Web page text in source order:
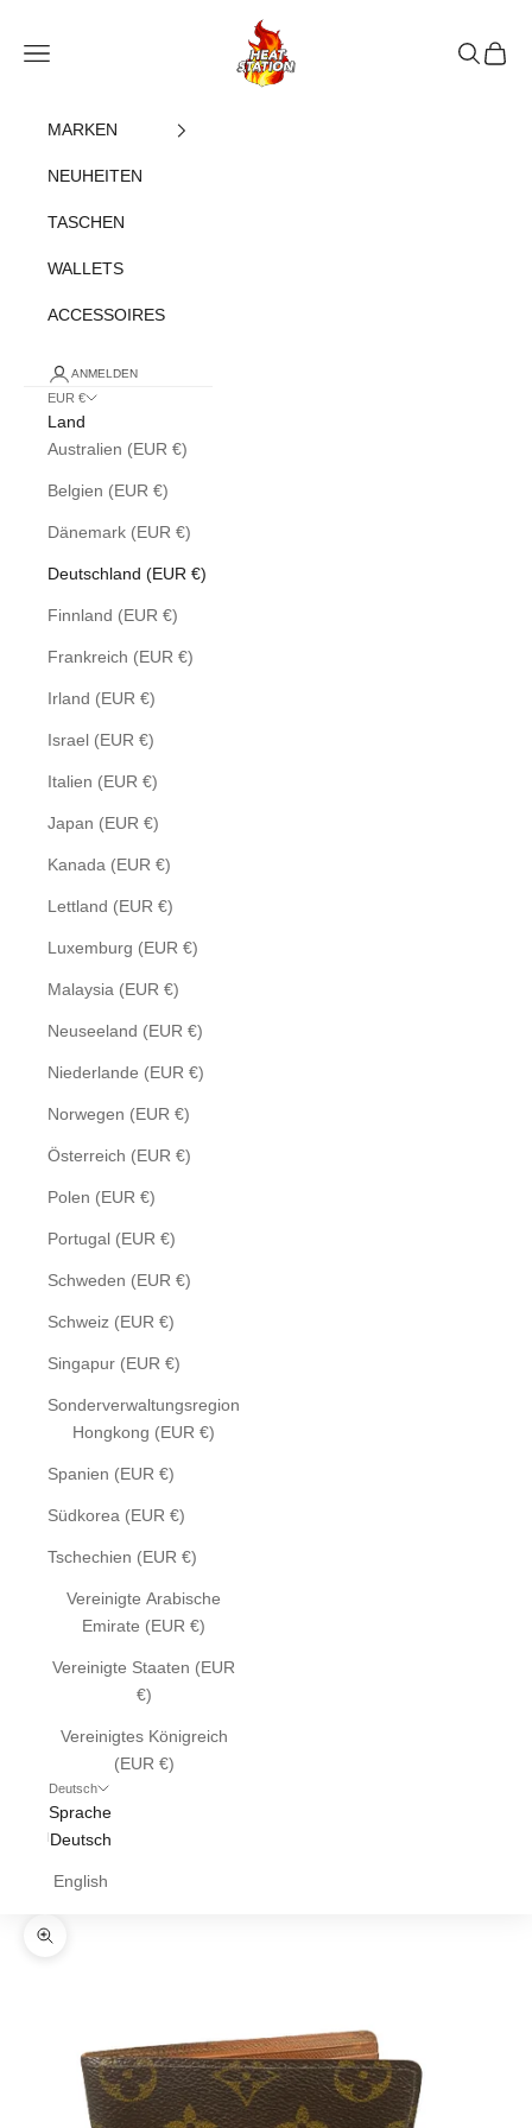
heatstation
Navigationsmenü öffnen
Suche
MARKEN
NEUHEITEN
TASCHEN
WALLETS
ACCESSOIRES
ANMELDEN
EUR €
Land
Australien (EUR €)
Belgien (EUR €)
Dänemark (EUR €)
Deutschland (EUR €)
Finnland (EUR €)
Frankreich (EUR €)
Irland (EUR €)
Israel (EUR €)
Italien (EUR €)
Japan (EUR €)
Kanada (EUR €)
Lettland (EUR €)
Luxemburg (EUR €)
Malaysia (EUR €)
Neuseeland (EUR €)
Niederlande (EUR €)
Norwegen (EUR €)
Österreich (EUR €)
Polen (EUR €)
Portugal (EUR €)
Schweden (EUR €)
Schweiz (EUR €)
Singapur (EUR €)
Sonderverwaltungsregion
Hongkong (EUR €)
Spanien (EUR €)
Südkorea (EUR €)
Tschechien (EUR €)
Vereinigte Arabische
Emirate (EUR €)
Vereinigte Staaten (EUR
€)
Vereinigtes Königreich
(EUR €)
Deutsch
Sprache
Deutsch
English
Bild vergrößern